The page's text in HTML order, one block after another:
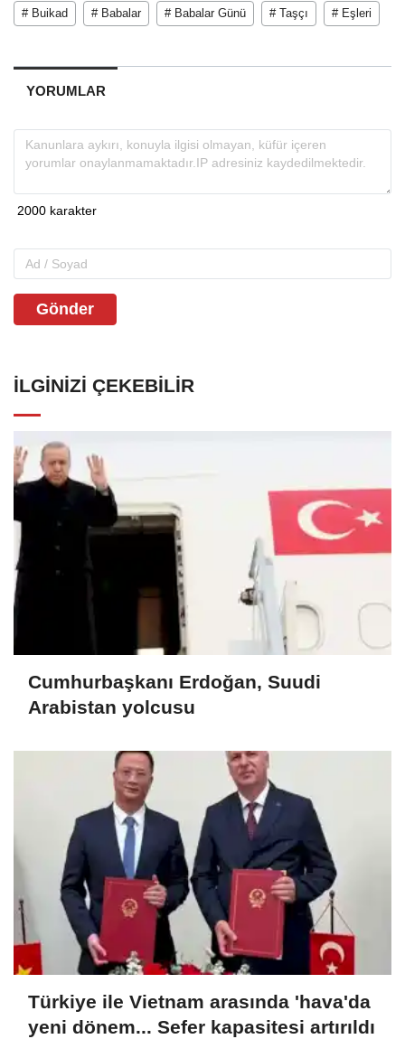
# Buikad # Babalar # Babalar Günü # Taşçı # Eşleri
YORUMLAR
Gönder
İLGINIZI ÇEKEBILIR
Cumhurbaşkanı Erdoğan, Suudi
Arabistan yolcusu
Türkiye ile Vietnam arasında 'hava'da
yeni dönem... Sefer kapasitesi artırıldı